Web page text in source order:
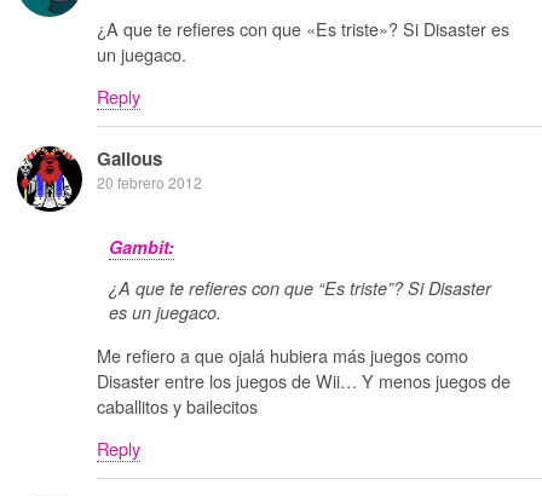
¿A que te refieres con que «Es triste»? Si Disaster es
un juegaco.
Reply
Galious
20 febrero 2012
Gambit:
¿A que te refieres con que “Es triste”? Si Disaster
es un juegaco.
Me refiero a que ojalá hubiera más juegos como
Disaster entre los juegos de Wii… Y menos juegos de
caballitos y bailecitos
Reply